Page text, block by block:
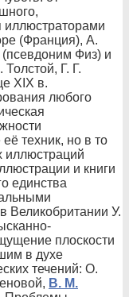
(Франция), А.
Физ) и
Г. Г.
XIX в.
любого
техник, но в то
иллюстраций
и книги
единства
Великобритании У.
плоскости
в духе
течений: О.
В. М.